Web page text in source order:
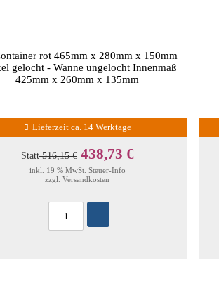
rot 465mm x 280mm x 150mm
gelocht - Wanne ungelocht Innenmaß
425mm x 260mm x 135mm
Lieferzeit ca. 14 Werktage
Statt516,15 € 438,73 €
inkl. 19 % MwSt. Steuer-Info
zzgl.Versandkosten